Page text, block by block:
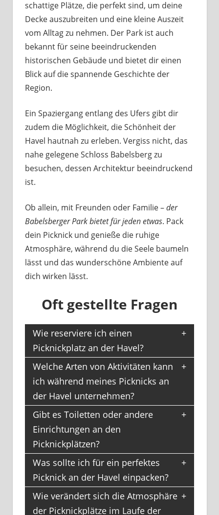
schattige Plätze, die perfekt sind, um deine
Decke auszubreiten und eine kleine Auszeit
vom Alltag zu nehmen. Der Park ist auch
bekannt für seine beeindruckenden
historischen Gebäude und bietet dir einen
Blick auf die spannende Geschichte der
Region.
Ein Spaziergang entlang des Ufers gibt dir
zudem die Möglichkeit, die Schönheit der
Havel hautnah zu erleben. Vergiss nicht, das
nahe gelegene Schloss Babelsberg zu
besuchen, dessen Architektur beeindruckend
ist.
Ob allein, mit Freunden oder Familie –der
Babelsberger Park bietet für jeden etwas. Pack
dein Picknick und genieße die ruhige
Atmosphäre, während du die Seele baumeln
lässt und das wunderschöne Ambiente auf
dich wirken lässt.
Oft gestellte Fragen
Wie reserviere ich einen
Picknickplatz an der Havel?
Welche Arten von Aktivitäten kann
ich während meines Picknicks an
der Havel unternehmen?
Gibt es Toiletten oder andere
Einrichtungen an den
Picknickplätzen?
Was sollte ich für ein perfektes
Picknick an der Havel einpacken?
Wie verändert sich die Atmosphäre
der Picknickplätze im Laufe der